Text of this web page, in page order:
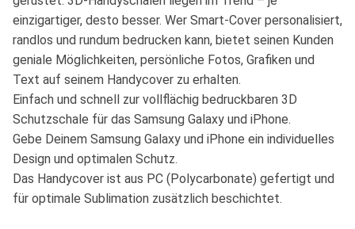
einzigartiger, desto besser. Wer Smart-Cover personalisiert,
randlos und rundum bedrucken kann, bietet seinen Kunden
geniale Möglichkeiten, persönliche Fotos, Grafiken und
Text auf seinem Handycover zu erhalten.
Einfach und schnell zur vollflächig bedruckbaren 3D
Schutzschale für das Samsung Galaxy und iPhone.
Gebe Deinem Samsung Galaxy und iPhone ein individuelles
Design und optimalen Schutz.
Das Handycover ist aus PC (Polycarbonate) gefertigt und
für optimale Sublimation zusätzlich beschichtet.